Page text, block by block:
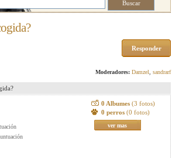
Responder
Moderadores: Damzel sandrarf
0 Albumes (3 fotos)
0 perros (0 fotos)
ver mas